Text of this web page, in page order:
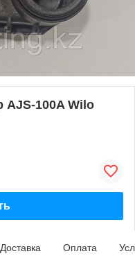
AJS-100A Wilo
Доставка Оплата